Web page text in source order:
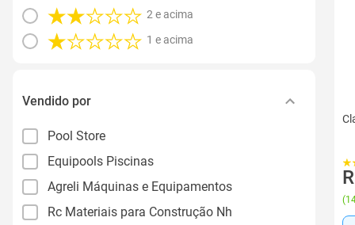
2 e acima
1 e acima
Vendido por
Pool Store
Equipools Piscinas
Agreli Máquinas e Equipamentos
Rc Materiais para Construção Nh
(